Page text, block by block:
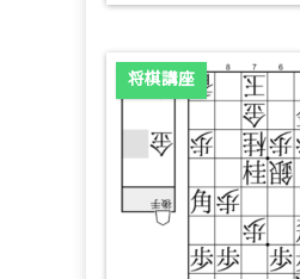
将棋講座